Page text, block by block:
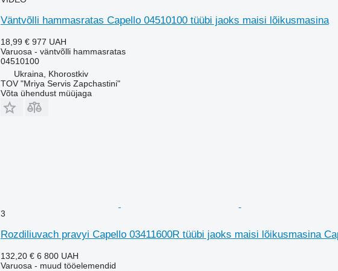
Väntvõlli hammasratas Capello 04510100 tüübi jaoks maisi lõikusmasina
18,99 € 977 UAH
Varuosa - väntvõlli hammasratas
04510100
Ukraina, Khorostkiv
TOV "Mriya Servis Zapchastini"
Võta ühendust müüjaga
3
Rozdiliuvach pravyi Capello 03411600R tüübi jaoks maisi lõikusmasina
132,20 € 6 800 UAH
Varuosa - muud tööelemendid